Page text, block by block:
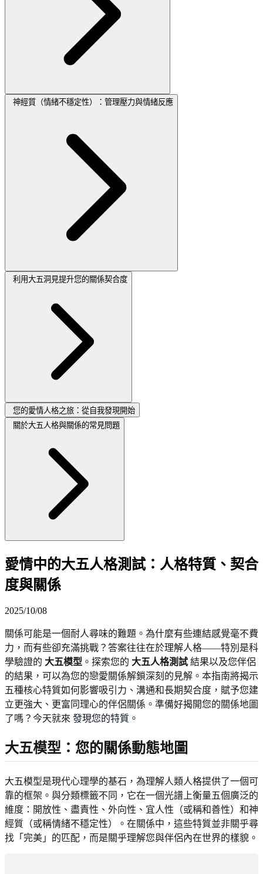
神經質（情緒不穩定性）：管理壓力與情緒反應
利用大五洞見提升您的關係契合度
您的愛情人格之旅：從自我發現開始
關於大五人格與關係的常見問題
愛情中的大五人格測試：人格特質、契合
度與關係
2025/10/08
關係可能是一個耐人尋味的難題。為什麼有些連結感覺毫不費
力，而有些卻充滿挑戰？答案往往在於理解人格——特別是科
學驗證的 大五模型 。探索您的 大五人格測試 結果以及您伴侶
的結果，可以為您的戀愛關係解鎖深刻的見解。本指南將揭示
五種核心特質如何影響吸引力、溝通和長期契合度，賦予您建
立更強大、更富同理心的伴侶關係。準備好揭開您的關係地圖
了嗎？今天就來 發現您的特質 。
大五模型：您的關係動態地圖
大五模型是現代心理學的基石，為理解人類人格提供了一個可
靠的框架。與分類標籤不同，它在一個光譜上衡量五個廣泛的
維度：開放性、盡責性、外向性、宜人性（或稱和善性）和神
經質（或稱情緒不穩定性）。在關係中，這些特質並非關乎尋
找「完美」的匹配，而是關乎理解您與伴侶內在世界的樣貌。